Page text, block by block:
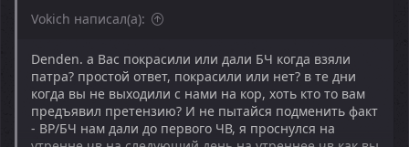
Vokich написал(а):
Denden. а Вас покрасили или дали БЧ когда взяли
патра? простой ответ, покрасили или нет? в те дни
когда вы не выходили с нами на кор, хоть кто то вам
предъявил претензию? И не пытайся подменить факт
- ВР/БЧ нам дали до первого ЧВ, я проснулся на